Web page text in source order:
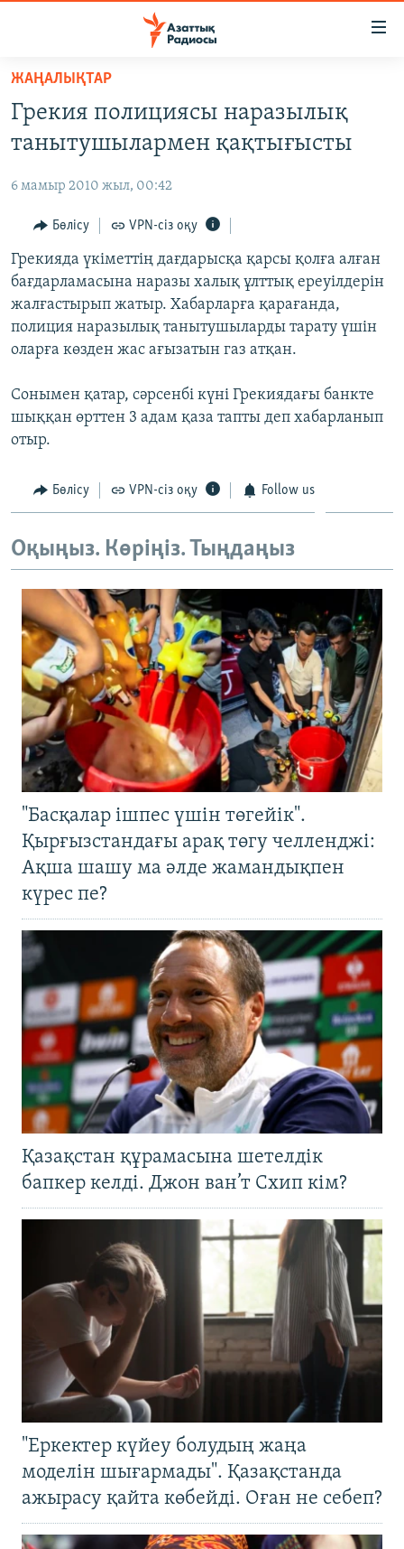
Skip
main
content
to
Navigation
Skip
to
Search
САЯСАТ
AZATTYQTV
ҚАҢТАР ОҚИҒАСЫ
АДАМ ҚҰҚЫҚТАРЫ
ӘЛЕУМЕТ
ӘЛЕМ
АРНАЙЫ ЖОБАЛАР
ЖАЗЫЛЫҢЫЗ
ЖАҢАЛЫҚТАР
Грекия полициясы наразылық
танытушылармен қақтығысты
6 мамыр 2010 жыл, 00:42
Бөлісу VPN-сіз оқу
Грекияда үкіметтің дағдарысқа қарсы қолға алған
бағдарламасына наразы халық ұлттық ереуілдерін
жалғастырып жатыр. Хабарларға қарағанда,
полиция наразылық танытушыларды тарату үшін
оларға көзден жас ағызатын газ атқан.
Сонымен қатар, сәрсенбі күні Грекиядағы банкте
шыққан өрттен 3 адам қаза тапты деп хабарланып
отыр.
Бөлісу VPN-сіз оқу Follow us
Оқыңыз. Көріңіз. Тыңдаңыз
"Басқалар ішпес үшін төгейік".
Қырғызстандағы арақ төгу челленджі:
Ақша шашу ма әлде жамандықпен
күрес пе?
Қазақстан құрамасына шетелдік
бапкер келді. Джон ван’т Схип кім?
"Еркектер күйеу болудың жаңа
моделін шығармады". Қазақстанда
ажырасу қайта көбейді. Оған не себеп?